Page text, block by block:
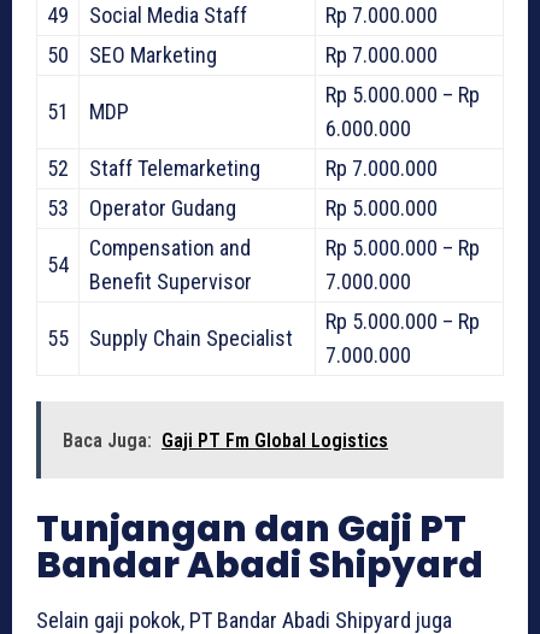
49
Social Media Staff
Rp 7.000.000
50
SEO Marketing Rp 7.000.000
51 MDP
Rp 5.000.000 – Rp
6.000.000
52
Staff Telemarketing
Rp 7.000.000
53
Operator Gudang Rp 5.000.000
54
Compensation and
Benefit Supervisor
Rp 5.000.000 – Rp
7.000.000
55 Supply Chain Specialist
Rp 5.000.000 – Rp
7.000.000
Baca Juga: Gaji PT Fm Global Logistics
Tunjangan dan Gaji PT
Bandar Abadi Shipyard
Selain gaji pokok, PT Bandar Abadi Shipyard juga